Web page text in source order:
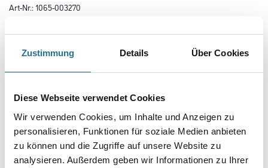
Zustimmung Details Über Cookies
Diese Webseite verwendet Cookies
Wir verwenden Cookies, um Inhalte und Anzeigen zu
personalisieren, Funktionen für soziale Medien anbieten
zu können und die Zugriffe auf unsere Website zu
analysieren. Außerdem geben wir Informationen zu Ihrer
Art-Nr.:1065-003270
Schraubdübel für oberflächenbündige Befestigungen bei der Verwendung
Knauf WARM-WAND Systemen auf Holz- und Plattenwerkstoffen.
Gebinde